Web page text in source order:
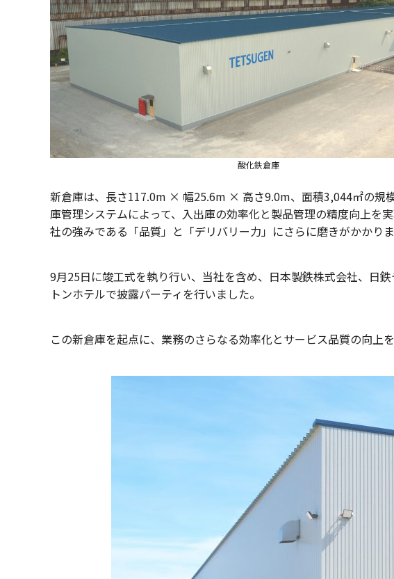
酸化鉄倉庫
新倉庫は、長さ117.0m × 幅25.6m × 高さ9.0m、面積3,044㎡の規
庫管理システムによって、入出庫の効率化と製品管理の精度向上を
社の強みである「品質」と「デリバリー力」にさらに磨きがかかりま
9月25日に竣工式を執り行い、当社を含め、日本製鉄株式会社、日
トンホテルで披露パーティを行いました。
この新倉庫を起点に、業務のさらなる効率化とサービス品質の向上